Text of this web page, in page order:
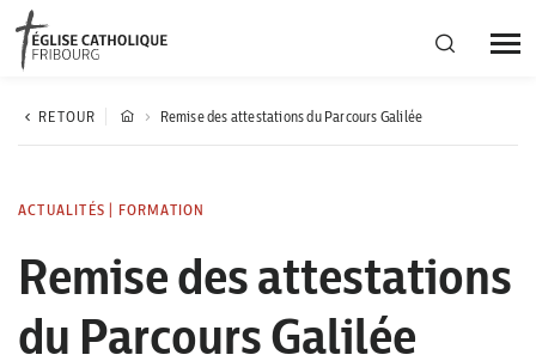
Région diocésaine
Agenda
Corporation cantonale
RETOUR Remise des attestations du Parcours Galilée
ACTUALITÉS FORMATION
Remise des attestations
du Parcours Galilée